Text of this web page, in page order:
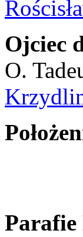
Ojciec
O.
Parafie